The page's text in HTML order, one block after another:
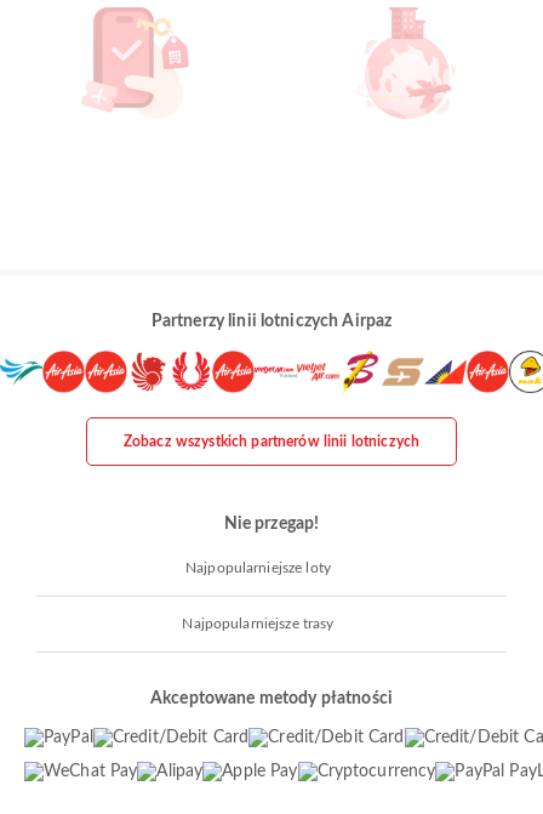
Partnerzy linii lotniczych Airpaz
Zobacz wszystkich partnerów linii lotniczych
Nie przegap!
Najpopularniejsze loty
Najpopularniejsze trasy
Akceptowane metody płatności